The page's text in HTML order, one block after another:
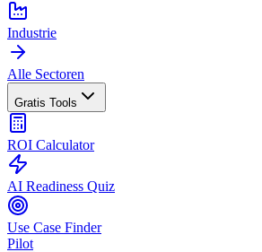
Industrie
Alle Sectoren
Gratis Tools
ROI Calculator
AI Readiness Quiz
Use Case Finder
Pilot